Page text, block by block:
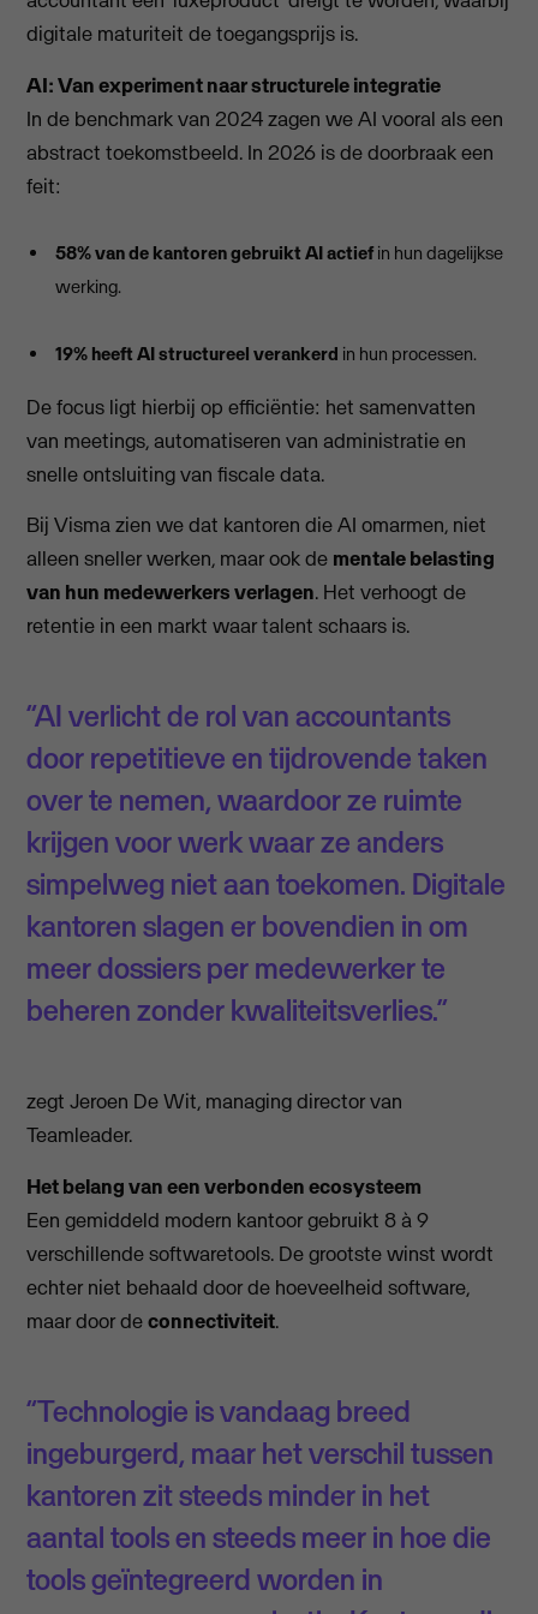
digitale maturiteit de toegangsprijs is.
AI: Van experiment naar structurele integratie
In de benchmark van 2024 zagen we AI vooral als een
abstract toekomstbeeld. In 2026 is de doorbraak een
feit:
58% van de kantoren gebruikt AI actief in hun dagelijkse
werking.
19% heeft AI structureel verankerd in hun processen.
De focus ligt hierbij op efficiëntie: het samenvatten
van meetings, automatiseren van administratie en
snelle ontsluiting van fiscale data.
Bij Visma zien we dat kantoren die AI omarmen, niet
alleen sneller werken, maar ook de mentale belasting
van hun medewerkers verlagen. Het verhoogt de
retentie in een markt waar talent schaars is.
“AI verlicht de rol van accountants
door repetitieve en tijdrovende taken
over te nemen, waardoor ze ruimte
krijgen voor werk waar ze anders
simpelweg niet aan toekomen. Digitale
kantoren slagen er bovendien in om
meer dossiers per medewerker te
beheren zonder kwaliteitsverlies.”
zegt Jeroen De Wit, managing director van
Teamleader.
Het belang van een verbonden ecosysteem
Een gemiddeld modern kantoor gebruikt 8 à 9
verschillende softwaretools. De grootste winst wordt
echter niet behaald door de hoeveelheid software,
maar door deconnectiviteit.
“Technologie is vandaag breed
ingeburgerd, maar het verschil tussen
kantoren zit steeds minder in het
aantal tools en steeds meer in hoe die
tools geïntegreerd worden in